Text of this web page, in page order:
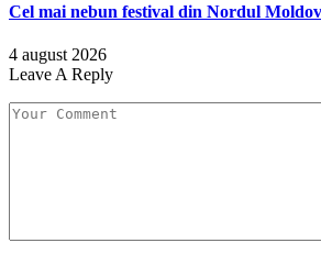
Cel mai nebun festival din Nordul
4 august 2026
Leave A Reply